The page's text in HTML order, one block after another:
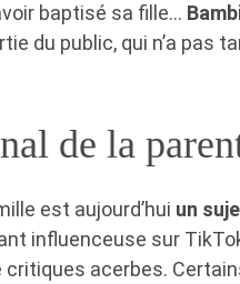
baptisé sa fille…
du public, qui n’a pas
de la
est aujourd’hui un
influenceuse sur
critiques acerbes.